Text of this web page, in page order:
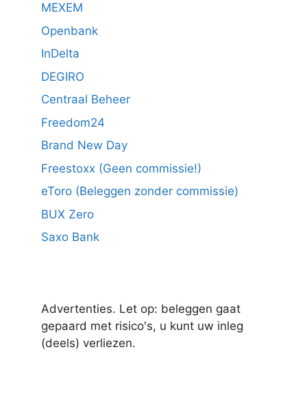
MEXEM
Openbank
InDelta
DEGIRO
Centraal Beheer
Freedom24
Brand New Day
Freestoxx (Geen commissie!)
eToro (Beleggen zonder commissie)
BUX Zero
Saxo Bank
Advertenties. Let op: beleggen gaat
gepaard met risico's, u kunt uw inleg
(deels) verliezen.